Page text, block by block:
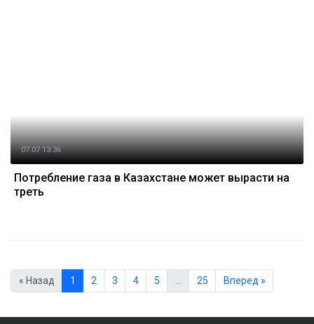
07.07 13:36
Потребление газа в Казахстане может вырасти на
треть
« Назад 1 2 3 4 5 … 25 Вперед »